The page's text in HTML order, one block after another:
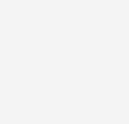
Das bedeutet nach wie vor die
von bauamtlich zugelassenen
nach der Vorgabe der
Hier sollte sich der Fachhändler also
WWKs zukünftig bei seinem
(0,6 o.a.) darf bei der Berechnung
werden, weil durch den
entsteht. Das wurde bereits 2003 im
des ITRS im Windkanal der
Mit einem wachen Auge